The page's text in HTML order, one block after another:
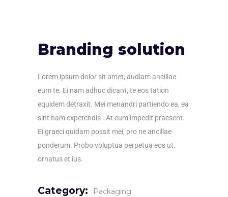
Branding solution
Lorem ipsum dolor sit amet, audiam ancillae
eum te. Ei nam adhuc dicant, te eos tation
equidem detraxit. Mei menandri partiendo ea, ea
sint nam expetendis . At eum impedit praesent.
Ei graeci quidam possit mei, pro ne ancillae
ponderum. Probo voluptua perpetua eos ut,
ornatus et ius.
Category: Packaging